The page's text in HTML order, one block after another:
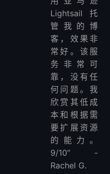
Lightsail 托
管我的博
客，效果非
常好。该服
务非常可
靠，没有任
何问题。我
欣赏其低成
本和根据需
要扩展资源
的能力。
9/10” -
Rachel G.